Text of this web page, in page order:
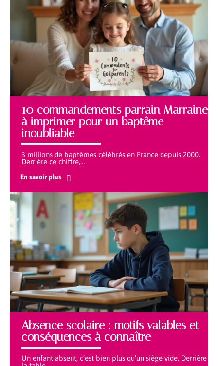
10 commandements parrain Marraine
à imprimer pour un baptême
inoubliable
3 millions de baptêmes célébrés en France depuis 2000.
Derrière ce chiffre,…
En savoir plus
Absence scolaire : motifs valables et
conséquences à connaître
Un enfant absent, c’est bien plus qu’un siège vide. Derrière